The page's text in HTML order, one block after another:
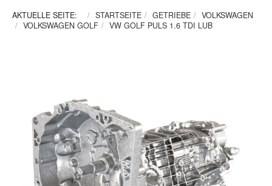
AKTUELLE SEITE: STARTSEITE GETRIEBE
VOLKSWAGEN
VOLKSWAGEN GOLF
VW GOLF PULS 1.6 TDI LUB